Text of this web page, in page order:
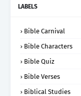
LABELS
Bible Carnival
Bible Characters
Bible Quiz
Bible Verses
Biblical Studies